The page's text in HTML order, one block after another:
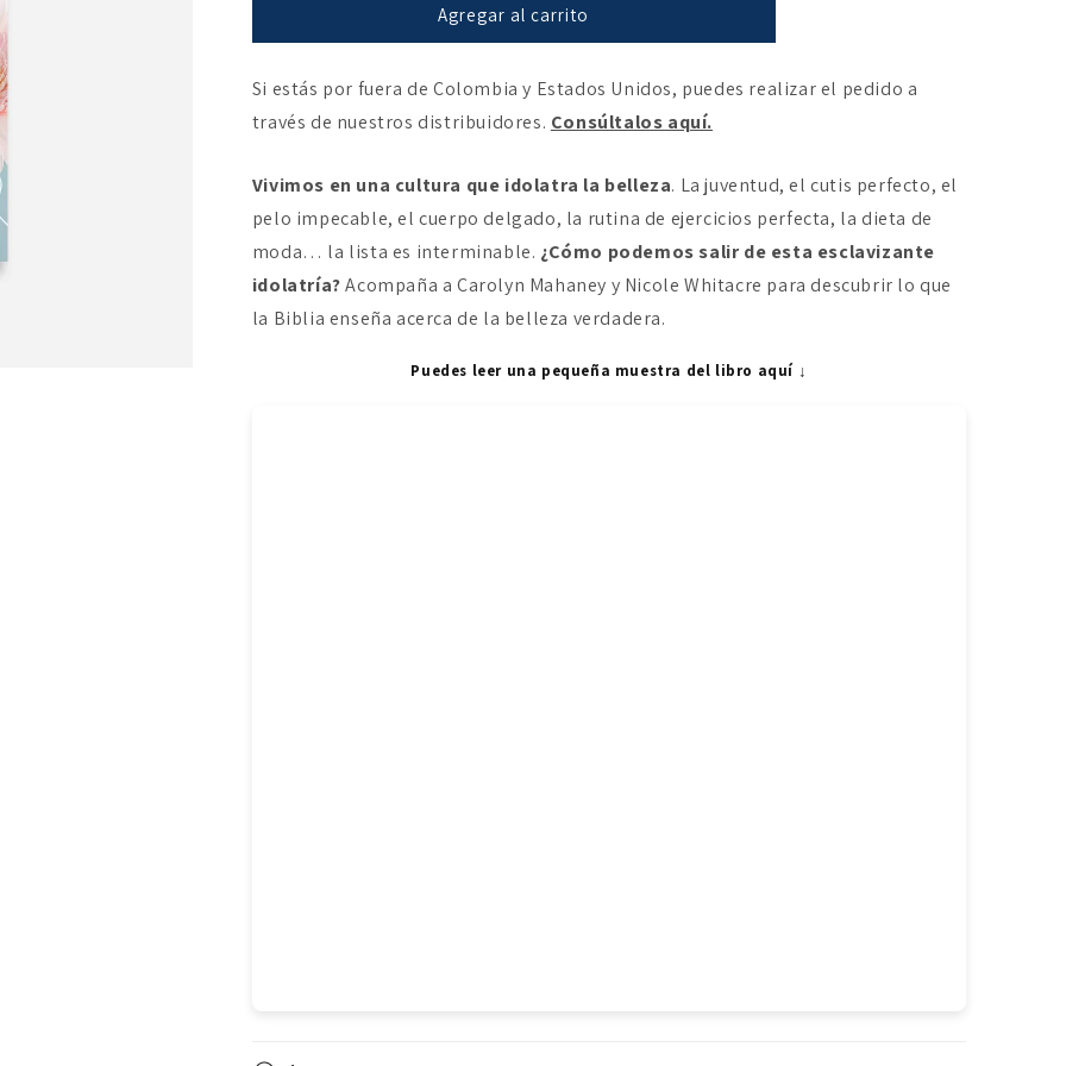
verdadera
Belleza
verdadera
Agregar al carrito
Si estás por fuera de Colombia y Estados Unidos, puedes realizar el pedido a
través de nuestros distribuidores. Consúltalos aquí.
Vivimos en una cultura que idolatra la belleza. La juventud, el cutis perfecto, el
pelo impecable, el cuerpo delgado, la rutina de ejercicios perfecta, la dieta de
moda… la lista es interminable. ¿Cómo podemos salir de esta esclavizante
idolatría?Acompaña a Carolyn Mahaney y Nicole Whitacre para descubrir lo que
la Biblia enseña acerca de la belleza verdadera.
Puedes leer una pequeña muestra del libro aquí ↓